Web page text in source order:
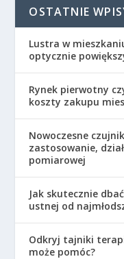
OSTATNIE
Lustra w
optycznie
Rynek pierwotny
koszty zakupu
Nowoczesne
zastosowanie,
pomiarowej
Jak skutecznie
ustnej od
Odkryj tajniki
może pomóc?